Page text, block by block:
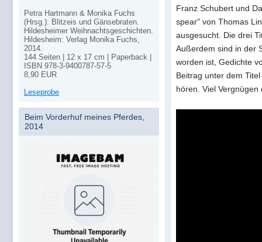
Franz Schubert und
spear" von Thomas
ausgesucht. Die drei
Außerdem sind in der
worden ist, Gedichte
Beitrag unter dem
hören. Viel Vergnügen
Petra Hartmann & Monika Fuchs
(Hrsg.): Blitzeis und Gänsebraten.
Hildesheimer Weihnachtsgeschichten.
Hildesheim: Verlag Monika Fuchs,
2014.
144 Seiten | 12 x 17 cm | Paperback |
ISBN 978-3-9400787-57-5
8,90 EUR
Leseprobe
Beim Vorderhuf meines Pferdes,
2014